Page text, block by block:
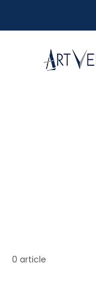
0 article